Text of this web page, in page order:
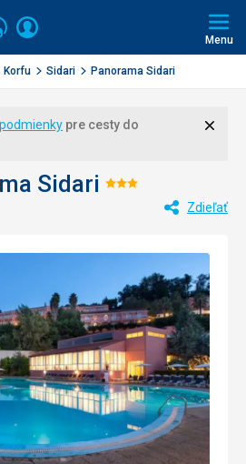
Volajte
+421
2
3221
Prihlásiť
Menu
Korfu Sidari Panorama Sidari
pre cesty do
Sidari Hodnotenie:
Zdieľať